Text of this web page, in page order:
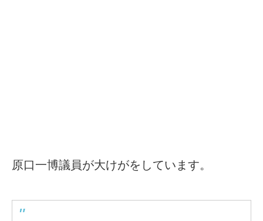
原口一博議員が大けがをしています。